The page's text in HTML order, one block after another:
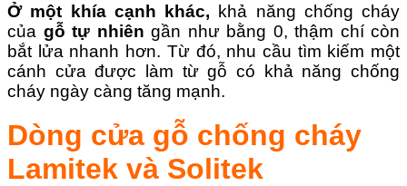
Ở một khía cạnh khác, khả năng chống cháy
của gỗ tự nhiên gần như bằng 0, thậm chí còn
bắt lửa nhanh hơn. Từ đó, nhu cầu tìm kiếm một
cánh cửa được làm từ gỗ có khả năng chống
cháy ngày càng tăng mạnh.
Dòng cửa gỗ chống cháy
Lamitek và Solitek